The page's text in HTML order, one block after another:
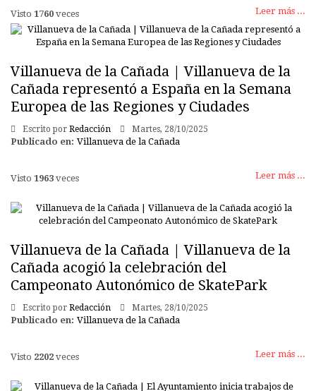
Leer más ...
Visto 1760 veces
Villanueva de la Cañada | Villanueva de la
Cañada representó a España en la Semana
Europea de las Regiones y Ciudades
Escrito por Redacción Martes, 28/10/2025
Publicado en: Villanueva de la Cañada
Leer más ...
Visto 1963 veces
Villanueva de la Cañada | Villanueva de la
Cañada acogió la celebración del
Campeonato Autonómico de SkatePark
Escrito por Redacción Martes, 28/10/2025
Publicado en: Villanueva de la Cañada
Leer más ...
Visto 2202 veces